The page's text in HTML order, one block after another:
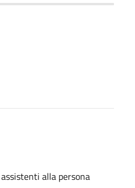
alla persona